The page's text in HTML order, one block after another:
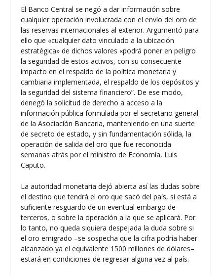
El Banco Central se negó a dar información sobre
cualquier operación involucrada con el envío del oro de
las reservas internacionales al exterior. Argumentó para
ello que «cualquier dato vinculado a la ubicación
estratégica» de dichos valores «podrá poner en peligro
la seguridad de estos activos, con su consecuente
impacto en el respaldo de la política monetaria y
cambiaria implementada, el respaldo de los depósitos y
la seguridad del sistema financiero”. De ese modo,
denegó la solicitud de derecho a acceso a la
información pública formulada por el secretario general
de la Asociación Bancaria, manteniendo en una suerte
de secreto de estado, y sin fundamentación sólida, la
operación de salida del oro que fue reconocida
semanas atrás por el ministro de Economía, Luis
Caputo.
La autoridad monetaria dejó abierta así las dudas sobre
el destino que tendrá el oro que sacó del país, si está a
suficiente resguardo de un eventual embargo de
terceros, o sobre la operación a la que se aplicará. Por
lo tanto, no queda siquiera despejada la duda sobre si
el oro emigrado –se sospecha que la cifra podría haber
alcanzado ya el equivalente 1500 millones de dólares–
estará en condiciones de regresar alguna vez al país.